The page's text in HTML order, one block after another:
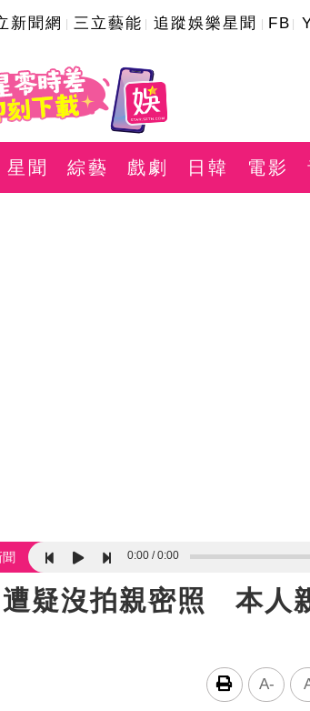
新聞網 三立藝能 追蹤娛樂星聞 FB
星聞 綜藝 戲劇 日韓 電影
0:00 0:00
遭疑沒拍親密照 本人
A-